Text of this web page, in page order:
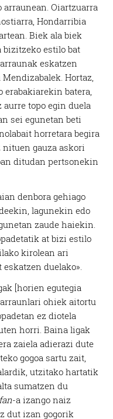
Oiartzuarra
Hondarribia
Biek ala biek
bizitzeko estilo bat
eskatzen
Hortaz,
batera,
topo egin duela
sei egunetan beti
horretara begira
gauza askori
ditudan pertsonekin
denbora gehiago
lagunekin edo
zaude haiekin.
at bizi estilo
kirolean ari
duelako».
[horien egutegia
ohiek aitortu
ez diotela
horri. Baina ligak
zaiela adierazi dute
gogoa sartu zait,
utzitako hartatik
sumatzen du
fan-a izango naiz
dut izan gogorik